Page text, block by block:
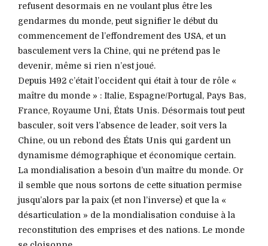
refusent desormais en ne voulant plus être les
gendarmes du monde, peut signifier le début du
commencement de l’effondrement des USA, et un
basculement vers la Chine, qui ne prétend pas le
devenir, même si rien n’est joué.
Depuis 1492 c’était l’occident qui était à tour de rôle «
maître du monde » : Italie, Espagne/Portugal, Pays Bas,
France, Royaume Uni, États Unis. Désormais tout peut
basculer, soit vers l’absence de leader, soit vers la
Chine, ou un rebond des États Unis qui gardent un
dynamisme démographique et économique certain.
La mondialisation a besoin d’un maître du monde. Or
il semble que nous sortons de cette situation permise
jusqu’alors par la paix (et non l’inverse) et que la «
désarticulation » de la mondialisation conduise à la
reconstitution des emprises et des nations. Le monde